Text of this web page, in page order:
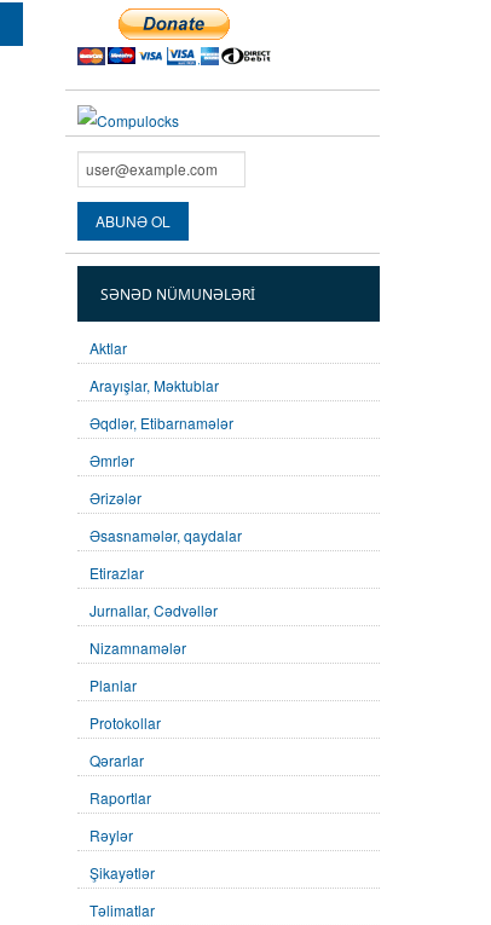
SƏNƏD NÜMUNƏLƏRI
Aktlar
Arayışlar, Məktublar
Əqdlər, Etibarnamələr
Əmrlər
Ərizələr
Əsasnamələr, qaydalar
Etirazlar
Jurnallar, Cədvəllər
Nizamnamələr
Planlar
Protokollar
Qərarlar
Raportlar
Rəylər
Şikayətlər
Təlimatlar